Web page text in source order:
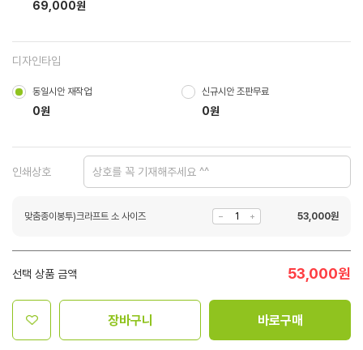
69,000원
디자인타입
동일시안 재작업
0원
신규시안 조판무료
0원
인쇄상호
맞춤종이봉투)크라프트 소 사이즈 53,000원
선택 상품 금액 53,000원
장바구니 바로구매